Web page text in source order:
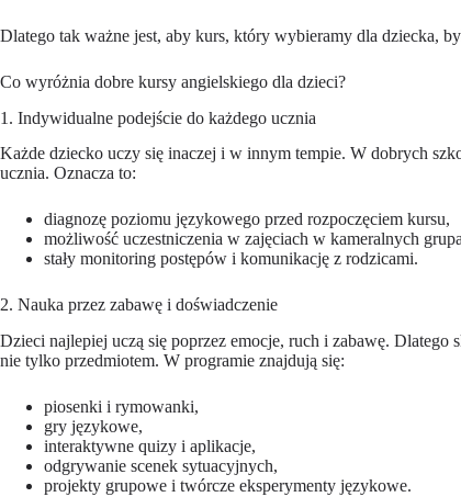
Dlatego tak ważne jest, aby kurs, który wybieramy dla dziecka,
Co wyróżnia dobre kursy angielskiego dla dzieci?
1. Indywidualne podejście do każdego ucznia
Każde dziecko uczy się inaczej i w innym tempie. W dobrych
ucznia. Oznacza to:
diagnozę poziomu językowego przed rozpoczęciem kursu,
możliwość uczestniczenia w zajęciach w kameralnych
stały monitoring postępów i komunikację z rodzicami.
2. Nauka przez zabawę i doświadczenie
Dzieci najlepiej uczą się poprzez emocje, ruch i zabawę.
nie tylko przedmiotem. W programie znajdują się:
piosenki i rymowanki,
gry językowe,
interaktywne quizy i aplikacje,
odgrywanie scenek sytuacyjnych,
projekty grupowe i twórcze eksperymenty językowe.